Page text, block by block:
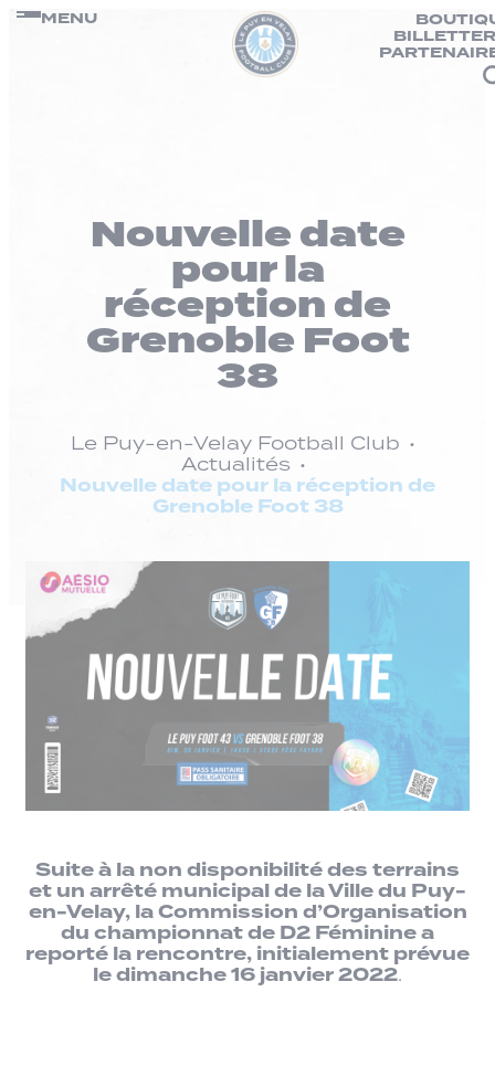
Passer
MENU
Nouvelle date
pour la
réception de
Grenoble Foot
38
Le Puy-en-Velay Football Club
Actualités
Nouvelle date pour la réception de
Grenoble Foot 38
Suite à la non disponibilité des terrains
et un arrêté municipal de la Ville du Puy-
en-Velay, la Commission d’Organisation
du championnat de D2 Féminine a
reporté la rencontre, initialement prévue
le dimanche 16 janvier 2022.
Panneau de gestion des cookies